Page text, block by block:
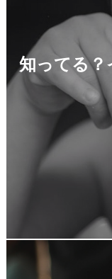
知ってる